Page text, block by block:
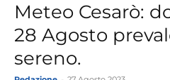
Meteo Cesarò:
28 Agosto
sereno.